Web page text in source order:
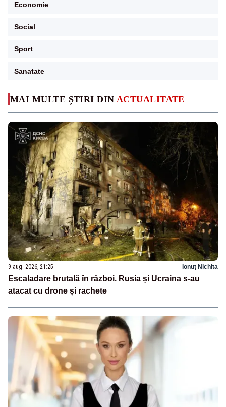
MAI MULTE ȘTIRI DIN ACTUALITATE
9 aug. 2026, 21:25 Ionuț Nichita
Escaladare brutală în război. Rusia și Ucraina s-au
atacat cu drone și rachete
Economie
Social
Sport
Sanatate